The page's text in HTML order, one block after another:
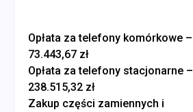
Opłata za telefony komórkowe –
73.443,67 zł
Opłata za telefony stacjonarne –
238.515,32 zł
Zakup części zamiennych i